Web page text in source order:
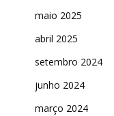
maio 2025
abril 2025
setembro 2024
junho 2024
março 2024